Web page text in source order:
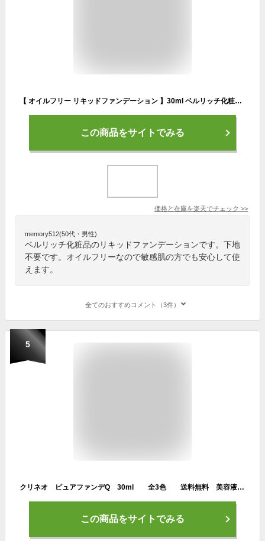
【 オイルフリー リキッドファンデーション 】30ml ベルリッチ化粧品 水溶性 BBクリーム ファンデーション 敏感肌 ナチュラル 自然 美容液 時短 下地不要 日焼け止め
この商品をサイトでみる
価格と在庫を楽天でチェック >>
memory512(50代・男性)
ベルリッチ化粧品のリキッドファンデーションです。下地
不要です。オイルフリーなので敏感肌の方でも安心して使
えます。
全てのおすすめコメント（3件）
5
クリネオ ピュアファンデQ 30ml 全3色 送料無料 美容液ファンデーション オイルフリー 低刺激 敏感肌 ナチュラルメイク 下地不要
この商品をサイトでみる